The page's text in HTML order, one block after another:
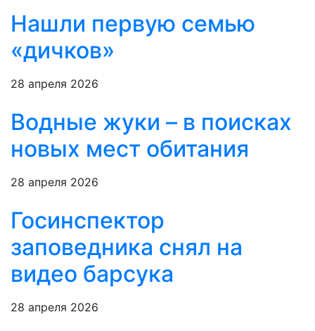
Нашли первую семью
«дичков»
28 апреля 2026
Водные жуки – в поисках
новых мест обитания
28 апреля 2026
Госинспектор
заповедника снял на
видео барсука
28 апреля 2026